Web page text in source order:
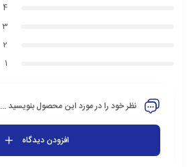
4
3
2
1
نظر خود را در مورد این محصول بنویسید ...
افزودن دیدگاه